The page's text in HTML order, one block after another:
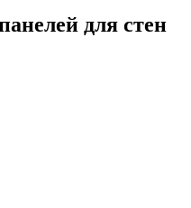
для стен